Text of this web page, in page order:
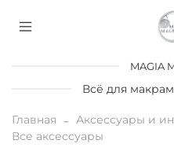
MAGIA
Всё для
Главная
Аксессуары и
Все аксессуары